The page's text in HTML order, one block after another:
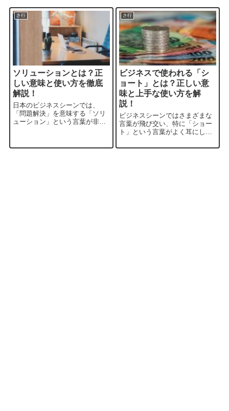
さ行
ソリューションとは？正
しい意味と使い方を徹底
解説！
日本のビジネスシーンでは、
「問題解決」を意味する「ソリ
ューション」という言葉が非常
い方について十分に理解してい
さ行
ビジネスで使われる「シ
ョート」とは？正しい意
味と上手な使い方を解
説！
ビジネスシーンではさまざまな
言葉が飛び交い、特に「ショー
ト」という言葉がよく耳にしま
どのようなものなのでしょう